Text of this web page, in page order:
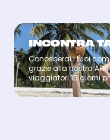
INCONTRA
Conoscerai i tuoi
grazie alla nostra
viaggiatori 15 giorni
Coach
SANTOS